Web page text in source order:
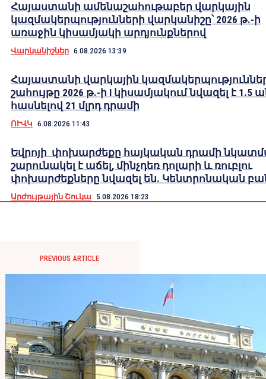
Հայաստանի ամենաշահութաբեր վարկային
կազմակերպությունների վարկանիշը՝ 2026 թ.-ի
առաջին կիսամյակի արդյունքներով
Վարկանիշներ 6.08.2026 13:39
Հայաստանի վարկային
շահույթը 2026 թ.-ի I կիսամյակում նվազել է 1.5
հասնելով 21 մլրդ դրամի
ՈՒՎԿ 6.08.2026 11:43
Եվրոյի փոխարժեքը հայկական դրամի
շարունակել է աճել, մինչդեռ դոլարի և ռուբլու
փոխարժեքները նվազել են. Կենտրոնական
Արժույթային Շուկա 5.08.2026 18:23
PREVIOUS ARTICLE